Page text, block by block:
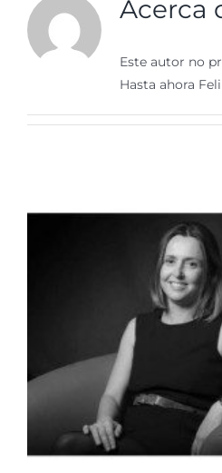
Acerca
Este autor no
Hasta ahora